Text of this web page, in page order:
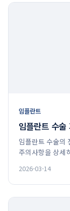
임플란트
임플란트 수
임플란트 수술의
주의사항을 상세
2026-03-14